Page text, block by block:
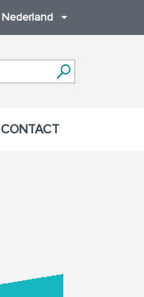
Nederland
CONTACT